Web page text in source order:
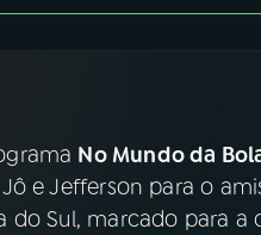
NACIONAL
Facebook
No Mundo da
Jô e Jefferson para o
do Sul, marcado para a